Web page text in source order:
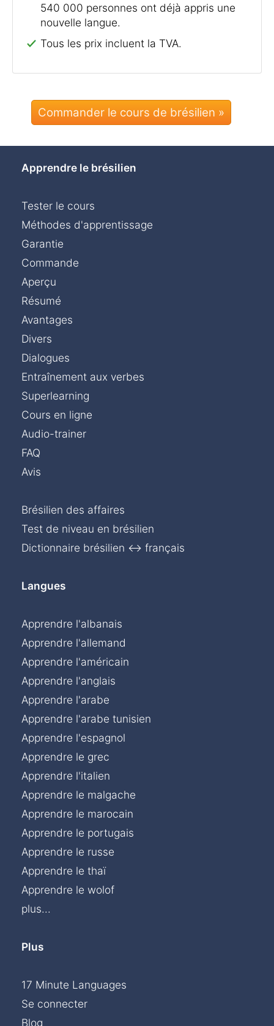
540 000 personnes ont déjà appris une
nouvelle langue.
Tous les prix incluent la TVA.
Commander le cours de brésilien »
Apprendre le brésilien
Tester le cours
Méthodes d'apprentissage
Garantie
Commande
Aperçu
Résumé
Avantages
Divers
Dialogues
Entraînement aux verbes
Superlearning
Cours en ligne
Audio-trainer
FAQ
Avis
Brésilien des affaires
Test de niveau en brésilien
Dictionnaire brésilien ↔ français
Langues
Apprendre l'albanais
Apprendre l'allemand
Apprendre l'américain
Apprendre l'anglais
Apprendre l'arabe
Apprendre l'arabe tunisien
Apprendre l'espagnol
Apprendre le grec
Apprendre l'italien
Apprendre le malgache
Apprendre le marocain
Apprendre le portugais
Apprendre le russe
Apprendre le thaï
Apprendre le wolof
plus...
Plus
17 Minute Languages
Se connecter
Blog